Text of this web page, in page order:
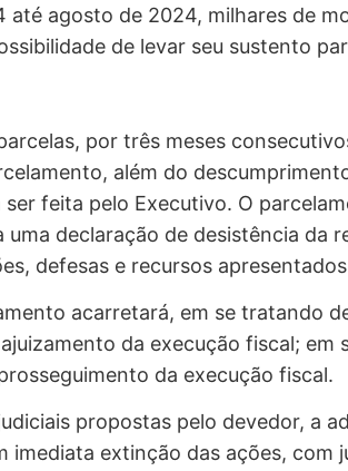
até agosto de 2024, milhares de
de levar seu sustento
por três meses
além do
feita pelo Executivo. O
uma declaração de desistência da
defesas e recursos
acarretará, em se tratando
da execução fiscal;
da execução fiscal.
propostas pelo devedor, a
imediata extinção das ações, com